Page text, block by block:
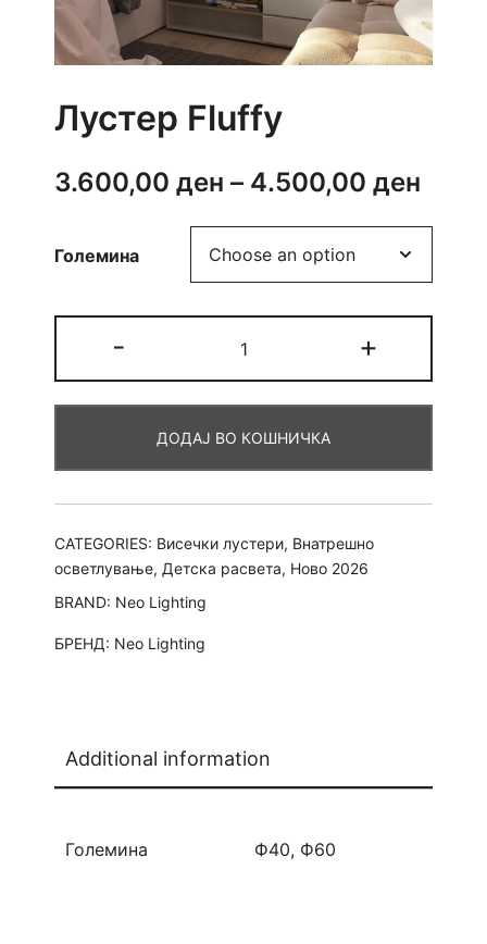
Лустер Fluffy
3.600,00 ден – 4.500,00 ден
Големина
-
Fluffy
quantity
+
ДОДАЈ ВО КОШНИЧКА
CATEGORIES: Висечки лустери, Внатрешно
осветлување, Детска расвета, Ново 2026
BRAND: Neo Lighting
БРЕНД: Neo Lighting
Additional information
Големина Ф40, Ф60